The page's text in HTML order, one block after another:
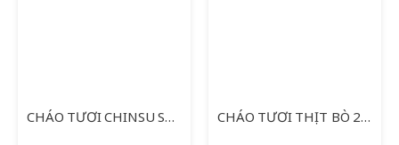
CHÁO TƯƠI CHINSU SƯỜN 300G CHÁO TƯƠI THỊT BÒ 260G